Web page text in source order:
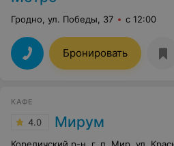
Гродно, ул. Победы, 37 с 12:00
Бронировать
КАФЕ
4.0 Мирум